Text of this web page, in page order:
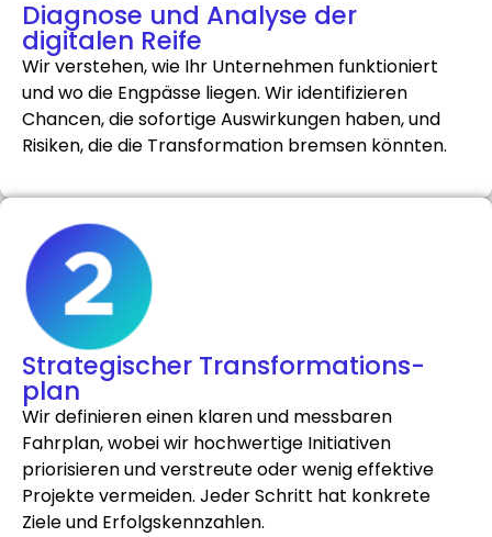
Diagnose und Analyse der
digitalen Reife
Wir verstehen, wie Ihr Unternehmen funktioniert
und wo die Engpässe liegen. Wir identifizieren
Chancen, die sofortige Auswirkungen haben, und
Risiken, die die Transformation bremsen könnten.
Strategischer Transformations-
plan
Wir definieren einen klaren und messbaren
Fahrplan, wobei wir hochwertige Initiativen
priorisieren und verstreute oder wenig effektive
Projekte vermeiden. Jeder Schritt hat konkrete
Ziele und Erfolgskennzahlen.